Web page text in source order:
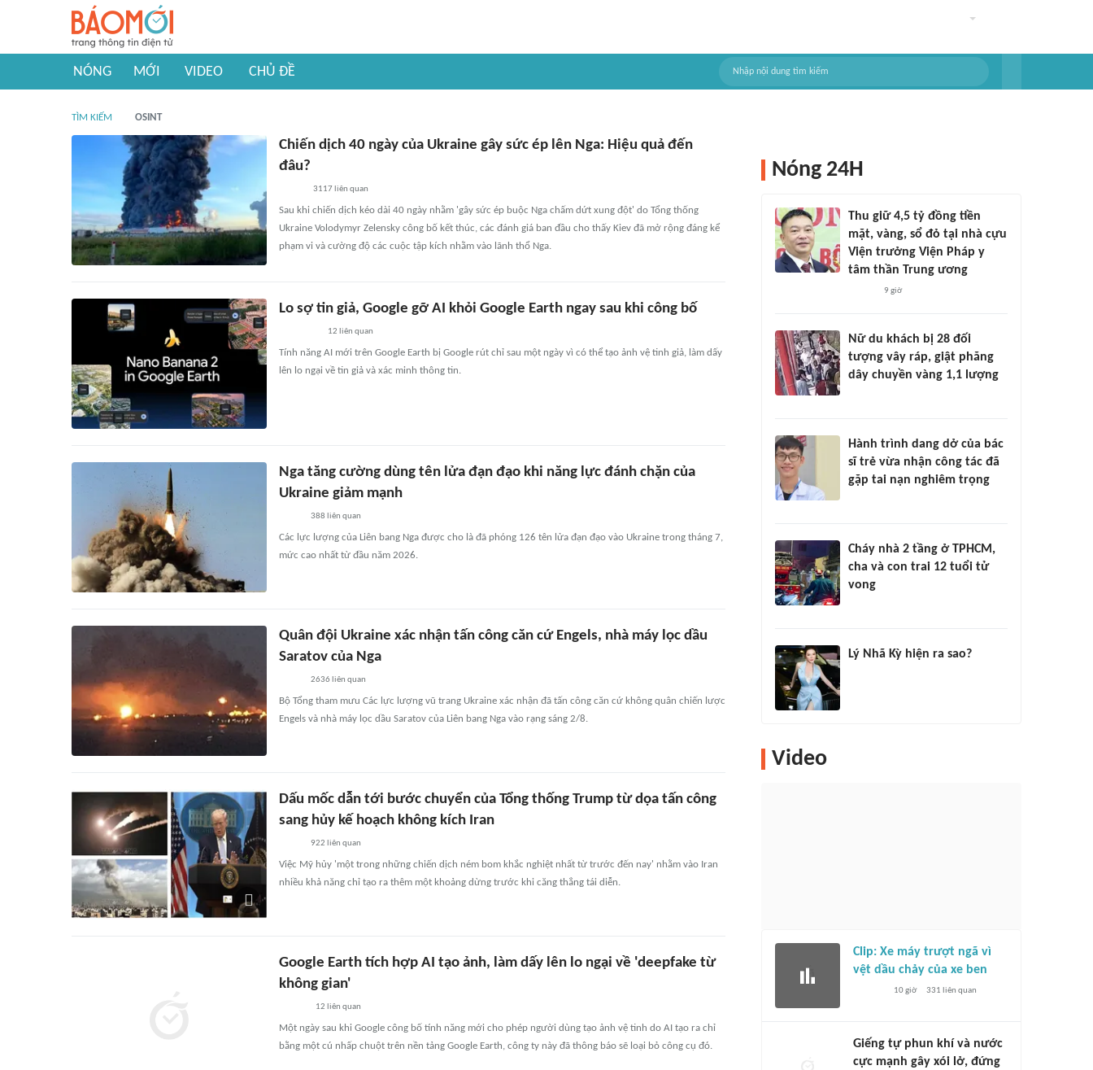
NÓNG MỚI VIDEO CHỦ ĐỀ
TÌM KIẾM OSINT
Chiến dịch 40 ngày của Ukraine gây sức ép lên Nga: Hiệu quả đến
đâu?
3117 liên quan
Sau khi chiến dịch kéo dài 40 ngày nhằm 'gây sức ép buộc Nga chấm dứt xung đột' do Tổng thống
Ukraine Volodymyr Zelensky công bố kết thúc, các đánh giá ban đầu cho thấy Kiev đã mở rộng đáng kể
phạm vi và cường độ các cuộc tập kích nhằm vào lãnh thổ Nga.
Lo sợ tin giả, Google gỡ AI khỏi Google Earth ngay sau khi công bố
12 liên quan
Tính năng AI mới trên Google Earth bị Google rút chỉ sau một ngày vì có thể tạo ảnh vệ tinh giả, làm dấy
lên lo ngại về tin giả và xác minh thông tin.
Nga tăng cường dùng tên lửa đạn đạo khi năng lực đánh chặn của
Ukraine giảm mạnh
388 liên quan
Các lực lượng của Liên bang Nga được cho là đã phóng 126 tên lửa đạn đạo vào Ukraine trong tháng 7,
mức cao nhất từ đầu năm 2026.
Quân đội Ukraine xác nhận tấn công căn cứ Engels, nhà máy lọc dầu
Saratov của Nga
2636 liên quan
Bộ Tổng tham mưu Các lực lượng vũ trang Ukraine xác nhận đã tấn công căn cứ không quân chiến lược
Engels và nhà máy lọc dầu Saratov của Liên bang Nga vào rạng sáng 2/8.
Dấu mốc dẫn tới bước chuyển của Tổng thống Trump từ dọa tấn công
sang hủy kế hoạch không kích Iran
922 liên quan
Việc Mỹ hủy 'một trong những chiến dịch ném bom khắc nghiệt nhất từ trước đến nay' nhằm vào Iran
nhiều khả năng chỉ tạo ra thêm một khoảng dừng trước khi căng thẳng tái diễn.
Google Earth tích hợp AI tạo ảnh, làm dấy lên lo ngại về 'deepfake từ
không gian'
12 liên quan
Một ngày sau khi Google công bố tính năng mới cho phép người dùng tạo ảnh vệ tinh do AI tạo ra chỉ
bằng một cú nhấp chuột trên nền tảng Google Earth, công ty này đã thông báo sẽ loại bỏ công cụ đó.
Nóng 24H
Thu giữ 4,5 tỷ đồng tiền
mặt, vàng, sổ đỏ tại nhà cựu
Viện trưởng Viện Pháp y
tâm thần Trung ương
9 giờ
Nữ du khách bị 28 đối
tượng vây ráp, giật phăng
dây chuyền vàng 1,1 lượng
Hành trình dang dở của bác
sĩ trẻ vừa nhận công tác đã
gặp tai nạn nghiêm trọng
Cháy nhà 2 tầng ở TPHCM,
cha và con trai 12 tuổi tử
vong
Lý Nhã Kỳ hiện ra sao?
Video
Clip: Xe máy trượt ngã vì
vệt dầu chảy của xe ben
10 giờ 331 liên quan
Giếng tự phun khí và nước
cực mạnh gây xói lở, đứng